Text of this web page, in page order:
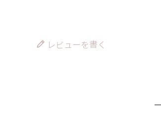
レビューを書く